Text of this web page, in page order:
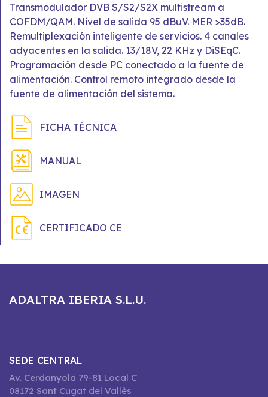
Transmodulador DVB S/S2/S2X multistream a
COFDM/QAM. Nivel de salida 95 dBuV. MER >35dB.
Remultiplexación inteligente de servicios. 4 canales
adyacentes en la salida. 13/18V, 22 KHz y DiSEqC.
Programación desde PC conectado a la fuente de
alimentación. Control remoto integrado desde la
fuente de alimentación del sistema.
FICHA TÉCNICA
MANUAL
IMAGEN
CERTIFICADO CE
ADALTRA IBERIA S.L.U.
SEDE CENTRAL
Av. Cerdanyola 79-81 Local C
08172 Sant Cugat del Vallès